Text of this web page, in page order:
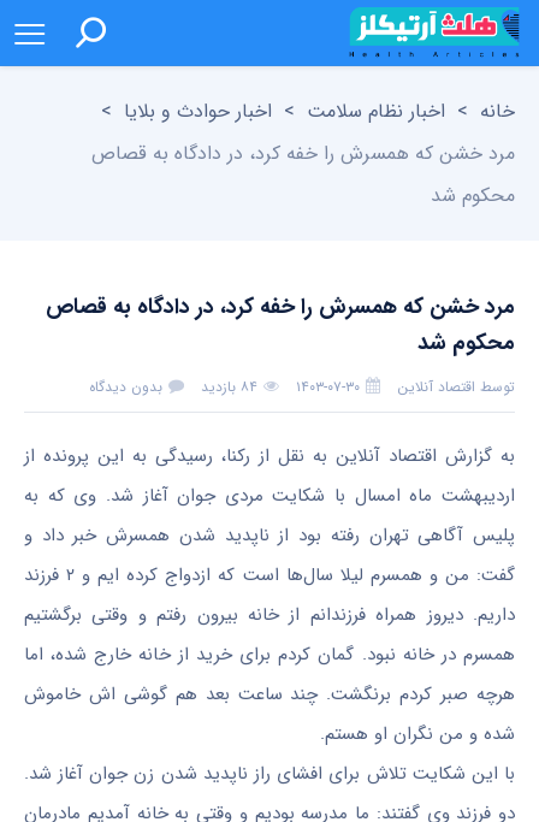
خانه > اخبار نظام سلامت > اخبار حوادث و بلایا >
مرد خشن که همسرش را خفه کرد، در دادگاه به قصاص
محکوم شد
مرد خشن که همسرش را خفه کرد، در دادگاه به قصاص
محکوم شد
توسط اقتصاد آنلاین ۱۴۰۳-۰۷-۳۰ ۸۴ بازدید بدون دیدگاه
به گزارش اقتصاد آنلاین به نقل از رکنا، رسیدگی به این پرونده از
اردیبهشت ماه امسال با شکایت مردی جوان آغاز شد. وی که به
پلیس آگاهی تهران رفته بود از ناپدید شدن همسرش خبر داد و
گفت: من و همسرم لیلا سال‌ها است که ازدواج کرده ایم و ۲ فرزند
داریم. دیروز همراه فرزندانم از خانه بیرون رفتم و وقتی برگشتیم
همسرم در خانه نبود. گمان کردم برای خرید از خانه خارج شده، اما
هرچه صبر کردم برنگشت. چند ساعت بعد هم گوشی اش خاموش
شده و من نگران او هستم.
با این شکایت تلاش برای افشای راز ناپدید شدن زن جوان آغاز شد.
دو فرزند وی گفتند: ما مدرسه بودیم و وقتی به خانه آمدیم مادرمان